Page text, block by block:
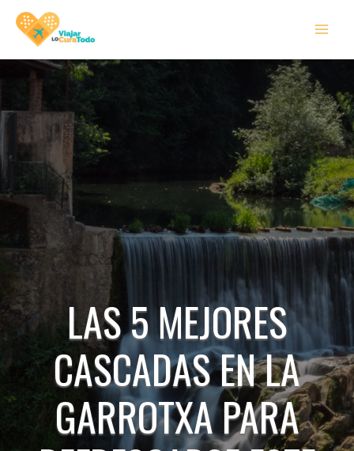
LAS 5 MEJORES
CASCADAS EN LA
GARROTXA PARA